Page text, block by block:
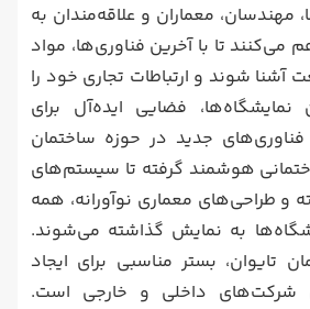
مهندسان، معماران و علاقه‌مندان به
تا با آخرین فناوری‌ها، مواد
شوند و ارتباطات تجاری خود را
فضایی ایده‌آل برای
جدید در حوزه ساختمان
هوشمند گرفته تا سیستم‌های
و طراحی‌های معماری نوآورانه، همه
به نمایش گذاشته می‌شوند.
تایوان، بستر مناسبی برای ایجاد
شرکت‌های داخلی و خارجی است.